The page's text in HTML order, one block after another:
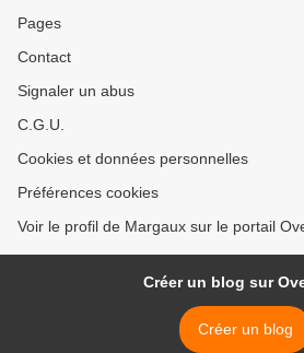
Pages
Contact
Signaler un abus
C.G.U.
Cookies et données personnelles
Préférences cookies
Voir le profil de Margaux sur le portail
Créer un blog sur
Créer un blog